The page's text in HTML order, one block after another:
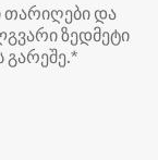
თარიღები და
ზედმეტი